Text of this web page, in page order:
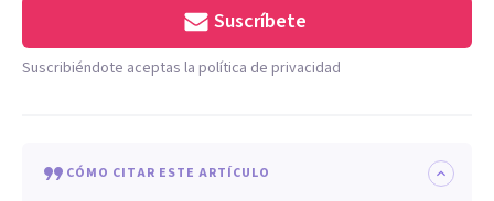
Suscríbete
Suscribiéndote aceptas la política de privacidad
CÓMO CITAR ESTE ARTÍCULO